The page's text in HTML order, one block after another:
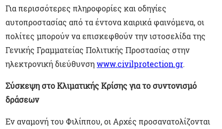
Για περισσότερες πληροφορίες και οδηγίες
αυτοπροστασίας από τα έντονα καιρικά φαινόμενα, οι
πολίτες μπορούν να επισκεφθούν την ιστοσελίδα της
Γενικής Γραμματείας Πολιτικής Προστασίας στην
ηλεκτρονική διεύθυνσηwww.civilprotection.gr.
Σύσκεψη στο Κλιματικής Κρίσης για το συντονισμό
δράσεων
Εν αναμονή του Φιλίππου, οι Αρχές προσανατολίζονται